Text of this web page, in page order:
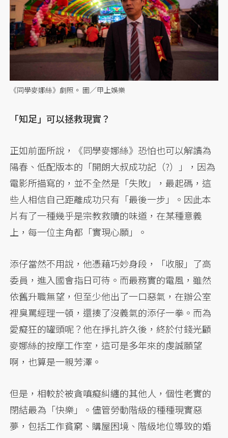
《同學麥娜絲》劇照。 圖／甲上娛樂
「知足」可以拯救現實？
正如前面所說，《同學麥娜絲》恐怕也可以解讀為
陽春、低配版本的「開朗大叔成功記（?）」，因為
電影所描寫的，並不全然是「失敗」，最起碼，這
些人相信自己距離成功只有「最後一步」。因此本
片有了一種幾乎是宗教救贖的味道，在某種意義
上，每一位主角都「實現心願」。
添仔當然不用說，他憑藉巧妙身段，「收服」了高
委員，進入國會指日可待。而最務實的電風，雖然
依舊升職無望，但至少他出了一口惡氣，在辦公室
裡臭罵經理一頓，還揍了沒義氣的添仔一拳。而為
愛癡狂的罐頭呢？他在掙扎許久後，終於付錢光顧
麥娜絲的按摩工作室，這可是多年來的虔誠願望
啊，也算是一親芳澤。
但是，相較於被貪嗔癡糾纏的其他人，個性老實的
閉結最為「快樂」。儘管勞動階級的種種現實惡
夢，包括工作貧窮、購屋困境、階級地位導致的婚